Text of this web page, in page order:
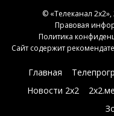
© «Телеканал 2x2»,
Правовая
Политика
Сайт содержит
Главная
Новости 2х2